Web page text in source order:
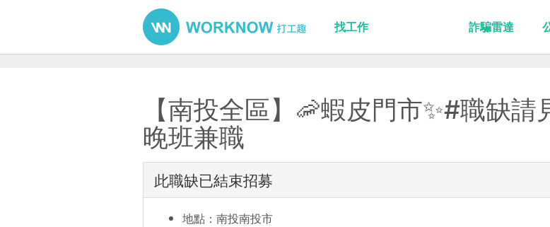
找工作 詐騙雷達
【南投全區】🦐蝦皮門市✨#職缺
晚班兼職
此職缺已結束招募
地點：南投南投市